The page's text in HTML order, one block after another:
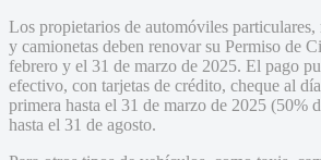
Los propietarios de automóviles
y camionetas deben renovar su Permiso de
febrero y el 31 de marzo de 2025. El pago
efectivo, con tarjetas de crédito, cheque al
primera hasta el 31 de marzo de 2025 (50%
hasta el 31 de agosto.